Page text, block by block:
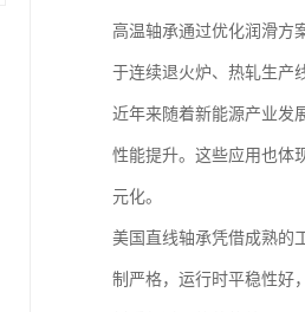
高温轴承通过优化润滑方
于连续退火炉、热轧生产
近年来随着新能源产业发
性能提升。这些应用也体
元化。
美国直线轴承凭借成熟的
制严格，运行时平稳性好